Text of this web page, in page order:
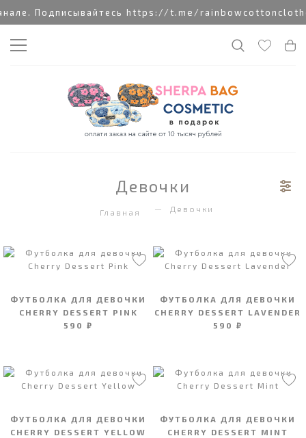
Подписывайтесь https://t.me/
Девочки
Главная Девочки
ФУТБОЛКА ДЛЯ ДЕВОЧКИ
CHERRY DESSERT PINK
590 ₽
ФУТБОЛКА ДЛЯ ДЕВОЧКИ
CHERRY DESSERT LAVENDER
590 ₽
ФУТБОЛКА ДЛЯ ДЕВОЧКИ
CHERRY DESSERT YELLOW
ФУТБОЛКА ДЛЯ ДЕВОЧКИ
CHERRY DESSERT MINT